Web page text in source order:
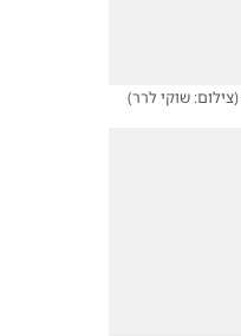
(צילום: שוקי לרר)